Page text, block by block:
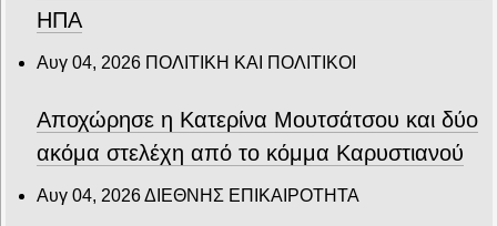
ΗΠΑ
Αυγ 04, 2026 ΠΟΛΙΤΙΚΗ ΚΑΙ ΠΟΛΙΤΙΚΟΙ
Αποχώρησε η Κατερίνα Μουτσάτσου και δύο
ακόμα στελέχη από το κόμμα Καρυστιανού
Αυγ 04, 2026ΔΙΕΘΝΗΣ ΕΠΙΚΑΙΡΟΤΗΤΑ